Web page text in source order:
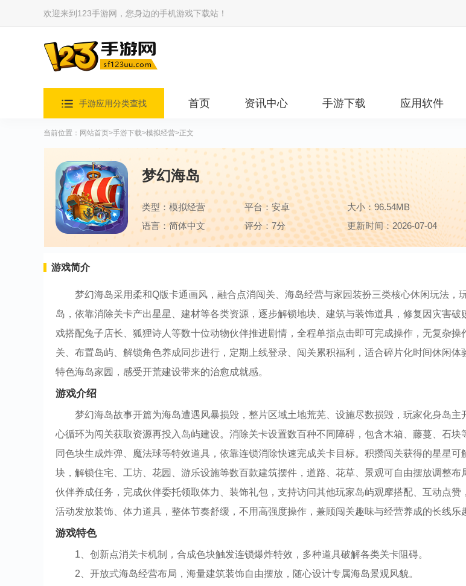
欢迎来到123手游网，您身边的手机游戏下载站！
手游应用分类查找 首页 资讯中心 手游下载 应用软件
当前位置： 网站首页>手游下载>模拟经营>正文
梦幻海岛
类型：模拟经营 平台：安卓
大小：96.54MB
语言：简体中文
评分：7分 更新时间：2026-07-04
游戏简介
梦幻海岛采用柔和Q版卡通画风，融合点消闯关、海岛经营与家园装扮三类核心休闲玩法，
岛，依靠消除关卡产出星星、建材等各类资源，逐步解锁地块、建筑与装饰道具，修复因灾害破
戏搭配兔子店长、狐狸诗人等数十位动物伙伴推进剧情，全程单指点击即可完成操作，无复杂操
关、布置岛屿、解锁角色养成同步进行，定期上线登录、闯关累积福利，适合碎片化时间休闲体
特色海岛家园，感受开荒建设带来的治愈成就感。
游戏介绍
梦幻海岛故事开篇为海岛遭遇风暴损毁，整片区域土地荒芜、设施尽数损毁，玩家化身岛主
心循环为闯关获取资源再投入岛屿建设。消除关卡设置数百种不同障碍，包含木箱、藤蔓、石块
同色块生成炸弹、魔法球等特效道具，依靠连锁消除快速完成关卡目标。积攒闯关获得的星星可
块，解锁住宅、工坊、花园、游乐设施等数百款建筑摆件，道路、花草、景观可自由摆放调整布
伙伴养成任务，完成伙伴委托领取体力、装饰礼包，支持访问其他玩家岛屿观摩搭配、互动点赞
活动发放装饰、体力道具，整体节奏舒缓，不用高强度操作，兼顾闯关趣味与经营养成的长线乐
游戏特色
1、创新点消关卡机制，合成色块触发连锁爆炸特效，多种道具破解各类关卡阻碍。
2、开放式海岛经营布局，海量建筑装饰自由摆放，随心设计专属海岛景观风貌。